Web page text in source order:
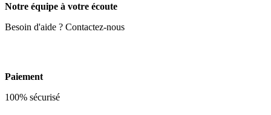
Notre équipe à votre écoute
Besoin d'aide ? Contactez-nous
Paiement
100% sécurisé